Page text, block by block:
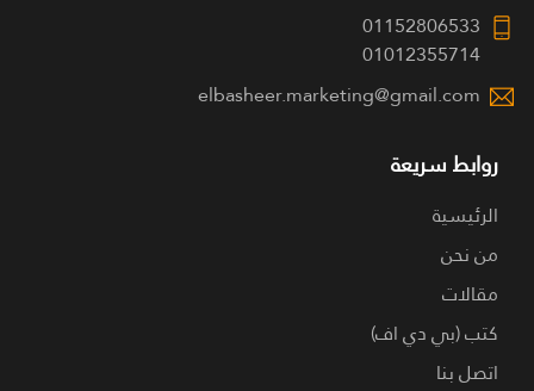
01152806533
01012355714
elbasheer.marketing@gmail.com
روابط سريعة
الرئيسية
من نحن
مقالات
كتب (بي دي اف)
اتصل بنا